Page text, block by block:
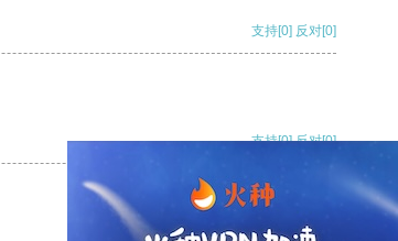
支持[0] 反对[0]
支持[0] 反对[0]